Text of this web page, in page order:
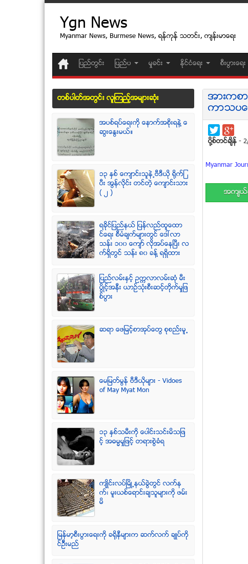
Ygn News
Myanmar News, Burmese News, ရန္ကုန္ သတင္း, က်န္းမာေရး
ျပည္တြင္း ျပည္ပ မႈခင္း ႏုိင္ငံေရး စီးပြားေရး
အားကစ
ကာသပ
ပုိ႔စ္တင္ခ်ိန္-
Myanmar
အက်ယ္
တစ္ပါတ္အတြင္း လူၾကည့္အမ်ားဆံုး
အပစ္ရပ္ေရးကို ေနာက္အစိုးရနဲ႔ ေ
ဆြးေႏြးမယ္။
၁၃ ႏွစ္ ေက်ာင္းသူနဲ႕ဗီဒီယို ရိုက္ျ
ပီး အြန္လိုင္း တင္တဲ့ ေက်ာင္းသား
( ၂ )
ရခုိင္ျပည္နယ္ ျပန္လည္ထူေထာ
င္ေရး စီမံခ်က္မ်ားတြင္ ေဒၚလာ
သန္း ၁၀၀ ေက်ာ္ လုိအပ္ေနၿပီး လ
က္ရွိတြင္ သန္း ၈၀ ခန္႔ ရရွိထား
ျပည္လမ္းႏွင့္ ဥကၠလာလမ္းဆုံ မီး
ပြိဳင့္အနီး ယာဥ္သုံးစီးဆင့္တိုက္မႈျဖ
စ္ပြား
ဆရာ ေဖျမင့္စာအုပ္ေတြ စုစည္းမူ႕
ေမျမတ္မြန္ ဗီဒီယုိမ်ား - Vidoes
of May Myat Mon
၁၃ ႏွစ္သမီးကို ေပါင္းသင္းမိသျဖ
င့္ အဓမၼမႈျဖင့္ တရားစြဲခံရ
က်ဳိင္းလပ္ၿမိဳ႕နယ္ခြဲတြင္ လက္န
က္၊ မူးယစ္ေရာင္းခ်သူမ်ားကို ဖမ္း
မိ
ျမန္မာ့စီးပြားေရးကို ခရိုနီမ်ားက ဆက္လက္ ခ်ဳပ္ကို
င္ဥိီးမည္